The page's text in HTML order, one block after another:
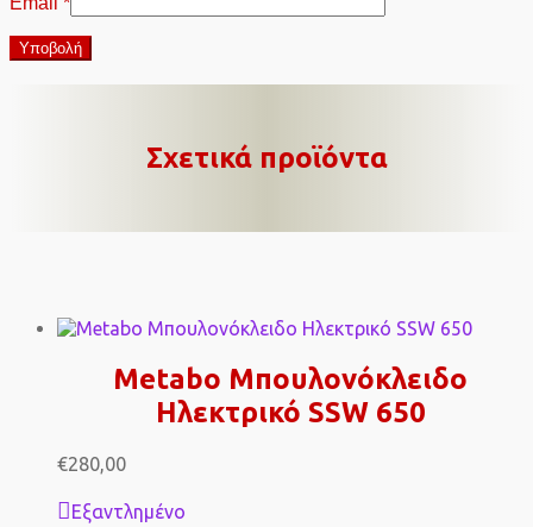
Σχετικά προϊόντα
Metabo Μπουλονόκλειδο
Ηλεκτρικό SSW 650
€280,00
Εξαντλημένο